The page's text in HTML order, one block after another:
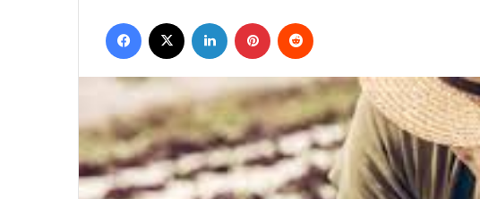
Facebook LinkedIn Pinterest